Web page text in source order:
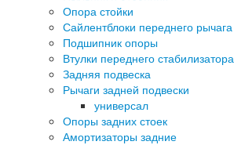
Опора стойки
Сайлентблоки переднего рычага
Подшипник опоры
Втулки переднего стабилизатора
Задняя подвеска
Рычаги задней подвески
универсал
Опоры задних стоек
Амортизаторы задние